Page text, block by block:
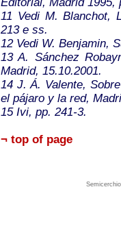
11 Vedi M. Blanchot,
213 e ss.
12Vedi W. Benjamin,
13A. Sánchez
Madrid, 15.10.2001.
14 J. Á. Valente,
el pájaro y la red,
15Ivi, pp. 241-3.
¬ top of page